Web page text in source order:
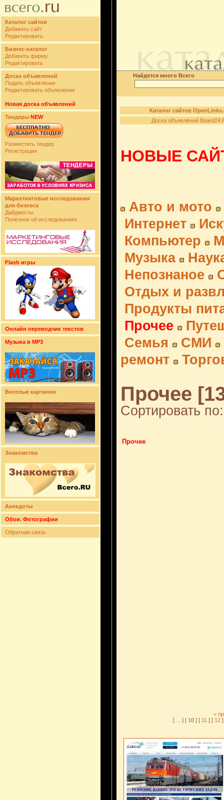
Каталог сайтов
Добавить сайт
Редактировать
Бизнес-каталог
Добавить фирму
Редактировать
Доска объявлений
Подать объявление
Редактировать объявление
Новая доска объявлений
Тендеры NEW
Разместить тендер
Регистрация
Маркетинговые исследования
для бизнеса
Дайджесты
Полезное об исследованиях
Flash игры
Онлайн переводчик текстов
Музыка в MP3
Веселые картинки
Знакомства
Анекдоты
Обои. Фотографии
Обратная связь
Найдется много Всего
Каталог сайтов
Доска объявлений
НОВЫЕ
Авто и мото
Интернет
Компьютер
Музыка
Непознаное
Отдых и
Продукты
Прочее
Семья
СМИ
ремонт
Прочее
Сортировать
Прочее
<
[... ] [ 10 ] [11 ] [12